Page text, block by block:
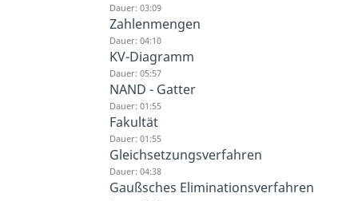
Dauer: 03:09
Zahlenmengen
Dauer: 04:10
KV-Diagramm
Dauer: 05:57
NAND - Gatter
Dauer: 01:55
Fakultät
Dauer: 01:55
Gleichsetzungsverfahren
Dauer: 04:38
Gaußsches Eliminationsverfahren